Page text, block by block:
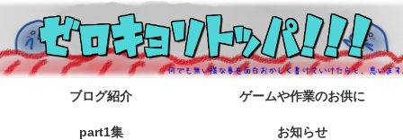
ブログ紹介 ゲームや作業のお供に
part1集 お知らせ